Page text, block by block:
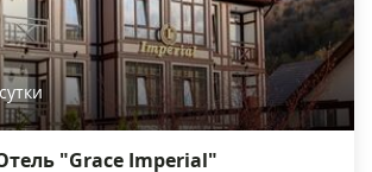
"Grace Imperial"